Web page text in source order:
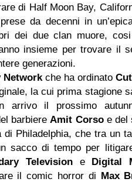
di Half Moon Bay,
da decenni in
dei due clan muore,
insieme per trovare il
generazioni.
Networkche ha ordinato
la cui prima stagione
arrivo il prossimo
barbiereAmit Corsoe del
di Philadelphia, che tra un
sacco di tempo per
TelevisioneDigital
il comic horror di Max